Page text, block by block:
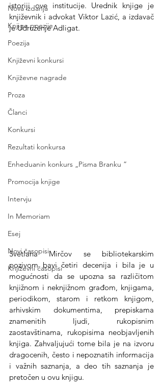
Nova izdanja
Knjige poezije
Poezija
Književni konkursi
Književne nagrade
Proza
Članci
Konkursi
Rezultati konkursa
Enheduanin konkurs „Pisma Branku ”
Promocija knjige
Intervju
In Memoriam
Esej
Novi časopisi
Književni časopisi
istoriji ove institucije. Urednik knjige je
književnik i advokat Viktor Lazić, a izdavač
je Udruženje Adligat.
Svetlana Mirčov se bibliotekarskim
pozivom bavi četiri decenija i bila je u
mogućnosti da se upozna sa različitom
knjižnom i neknjižnom građom, knjigama,
periodikom, starom i retkom knjigom,
arhivskim dokumentima, prepiskama
znamenitih ljudi, rukopisnim
zaostavštinama, rukopisima neobjavljenih
knjiga. Zahvaljujući tome bila je na izvoru
dragocenih, često i nepoznatih informacija
i važnih saznanja, a deo tih saznanja je
pretočen u ovu knjigu.